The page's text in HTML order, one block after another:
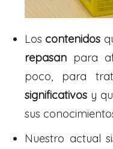
Los contenidos
repasan para
poco, para
significativos y
sus
Nuestro actual